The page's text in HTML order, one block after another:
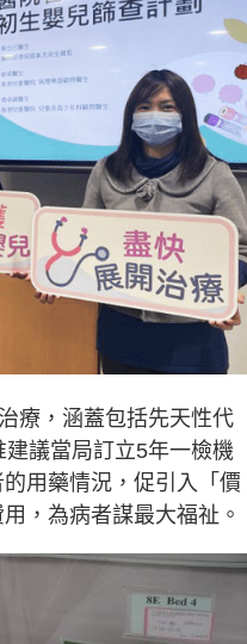
療，涵蓋包括先天性代
議當局訂立5年一檢機
用藥情況，促引入「價
，為病者謀最大福祉。